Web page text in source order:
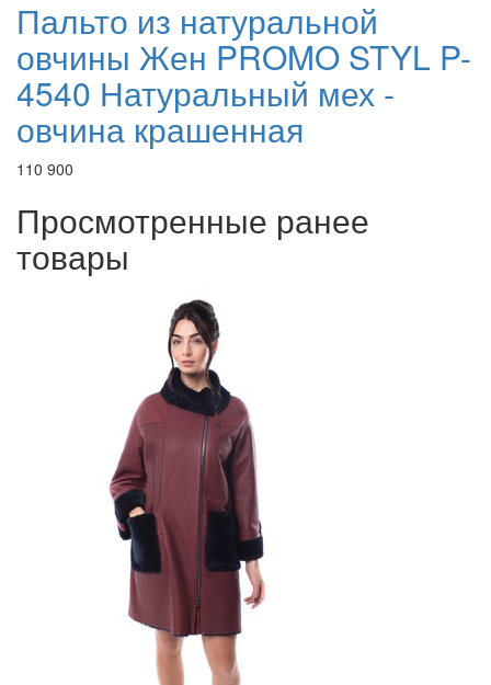
Пальто из натуральной
овчины Жен PROMO STYL P-
4540 Натуральный мех -
овчина крашенная
110 900
Просмотренные ранее
товары